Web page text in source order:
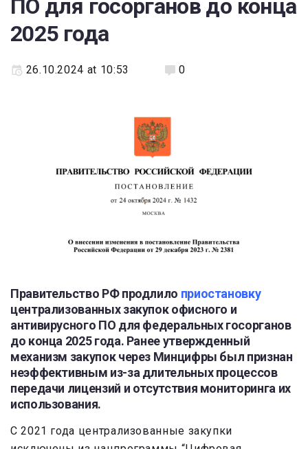
ПО для госорганов до конца
2025 года
26.10.2024 at 10:53 0
Правительство РФ продлило приостановку
централизованных закупок офисного и
антивирусного ПО для федеральных госорганов
до конца 2025 года. Ранее утвержденный
механизм закупок через Минцифры был признан
неэффективным из-за длительных процессов
передачи лицензий и отсутствия мониторинга их
использования.
С 2021 года централизованные закупки